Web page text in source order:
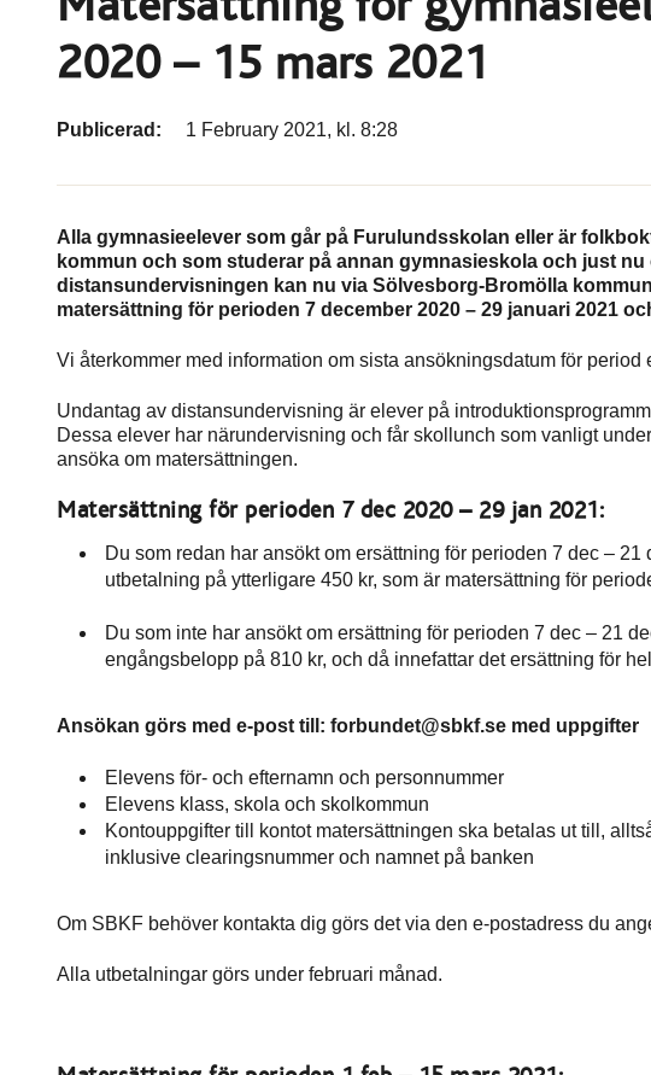
2020 – 15 mars 2021
Publicerad: 1 February 2021, kl. 8:28
Alla gymnasieelever som går på Furulundsskolan eller är
kommun och som studerar på annan gymnasieskola och just
distansundervisningen kan nu via Sölvesborg-Bromölla
matersättning för perioden 7 december 2020 – 29 januari 2021
Vi återkommer med information om sista ansökningsdatum för period
Undantag av distansundervisning är elever på
Dessa elever har närundervisning och får skollunch som vanligt
ansöka om matersättningen.
Matersättning för perioden 7 dec 2020 – 29 jan 2021:
Du som redan har ansökt om ersättning för perioden 7 dec – 21
utbetalning på ytterligare 450 kr, som är matersättning för
Du som inte har ansökt om ersättning för perioden 7 dec – 21
engångsbelopp på 810 kr, och då innefattar det ersättning för
Ansökan görs med e-post till: forbundet@sbkf.se med uppgifter
Elevens för- och efternamn och personnummer
Elevens klass, skola och skolkommun
Kontouppgifter till kontot matersättningen ska betalas ut till,
inklusive clearingsnummer och namnet på banken
Om SBKF behöver kontakta dig görs det via den e-postadress du
Alla utbetalningar görs under februari månad.